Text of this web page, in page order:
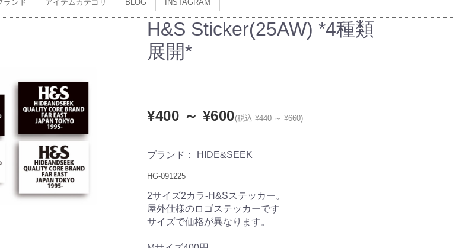
ランド アイテムカテゴリ BLOG INSTAGRAM
H&S Sticker(25AW) *4種類
展開*
¥400 ～ ¥600(税込 ¥440 ～ ¥660)
ブランド： HIDE&SEEK
HG-091225
2サイズ2カラ-H&Sステッカー。
屋外仕様のロゴステッカーです
サイズで価格が異なります。